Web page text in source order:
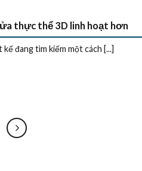
thực thể 3D linh hoạt hơn
đang tìm kiếm một cách [...]